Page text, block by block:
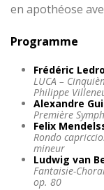
en apothéose
Programme
Frédéric
LUCA –
Philippe
Alexandre
Première
Felix
Rondo
mineur
Ludwig van
Fantaisie-
op. 80